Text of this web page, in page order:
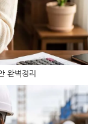
완벽정리